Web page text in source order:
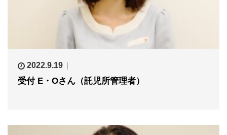
2022.9.19
受付 E・Oさん（託児所管理者）